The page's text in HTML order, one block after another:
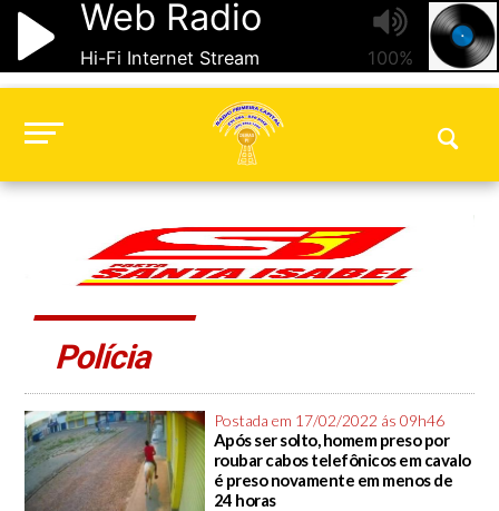
Polícia
Postada em 17/02/2022 ás 09h46
Após ser solto, homem preso por
roubar cabos telefônicos em cavalo
é preso novamente em menos de
24 horas